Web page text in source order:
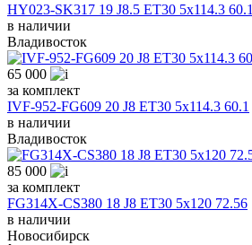
HY023-SK317 19 J8.5 ET30 5x114.3 60.1
в наличии
Владивосток
65 000
за комплект
IVF-952-FG609 20 J8 ET30 5x114.3 60.1
в наличии
Владивосток
85 000
за комплект
FG314X-CS380 18 J8 ET30 5x120 72.56
в наличии
Новосибирск